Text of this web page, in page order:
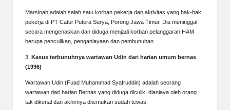
Marsinah adalah salah satu korban pekerja dan aktivitas yang hak-hak
pekerja di PT Catur Putera Surya, Porong Jawa Timur. Dia meninggal
secara mengenaskan dan diduga menjadi korban pelanggaran HAM
berupa penculikan, penganiayaan dan pembunuhan.
3. Kasus terbunuhnya wartawan Udin dari harian umum bernas
(1996)
Wartawan Udin (Fuad Muhammad Syafruddin) adalah seorang
wartawan dari harian Bernas yang diduga diculik, dianiaya oleh orang
tak dikenal dan akhirnya ditemukan sudah tewas.